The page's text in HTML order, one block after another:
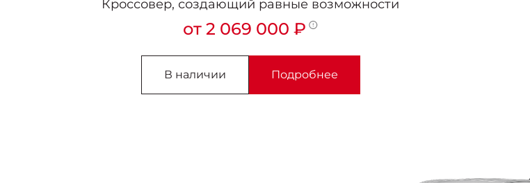
Кроссовер, создающий равные возможности
от 2 069 000 ₽
В наличии Подробнее